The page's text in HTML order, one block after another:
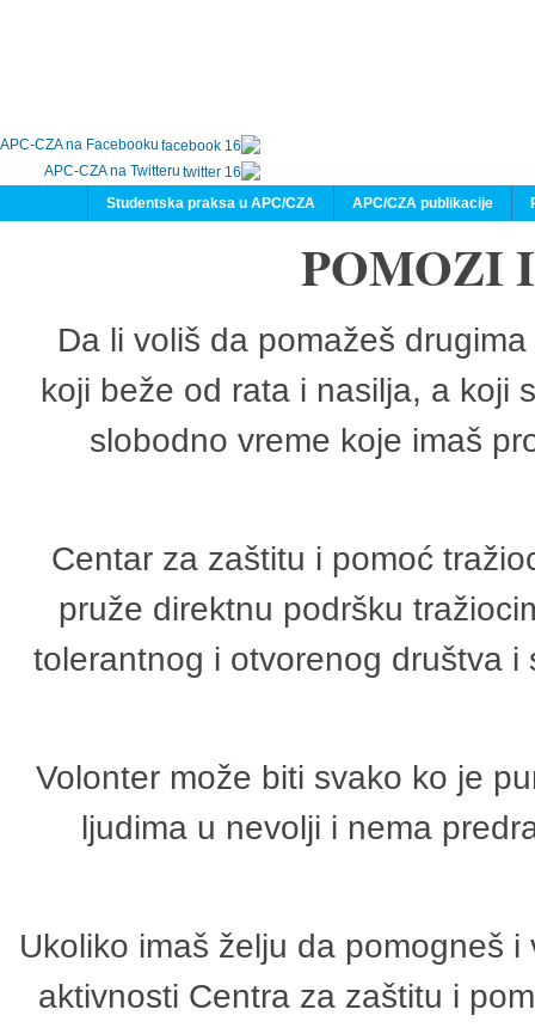
APC-CZA na Facebooku
APC-CZA na Twitteru
APC/CZA publikacije
Studentska praksa u APC/CZA
POMOZI
Da li voliš da pomažeš
koji beže od rata i nasilja, a koji
slobodno vreme koje imaš
Centar za zaštitu i pomoć
pruže direktnu podršku
tolerantnog i otvorenog društva
Volonter može biti svako ko je
ljudima u nevolji i nema
Ukoliko imaš želju da pomogneš
aktivnosti Centra za zaštitu i